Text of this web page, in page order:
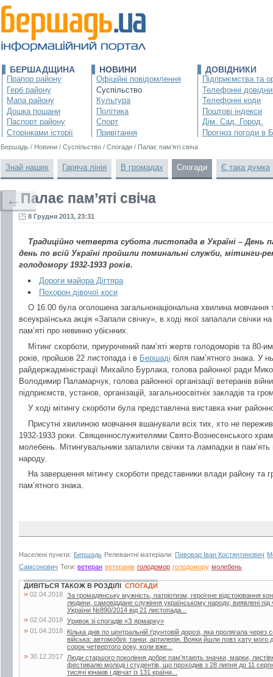
БЕРШАДЩИНА
Прапор району
Герб району
Мапа району
Дошка пошани
Паспорт району
Сторінками історії
НОВИНИ
Офіційні повідомлення
Суспільство
Культура
Політика
Спорт
Привітання
ДОВІДНИКИ
Підприємства та
Телефонні
Телефонні коди
Поштові індекси
Дім. Сад. Город.
Прогноз погоди в
Бершадь / Новини / Суспільство / Спогади / Палає пам’яті свіча
Знай наших Гаряча лінія В громадах Спогади Є така думка
Палає пам’яті свіча
8 Грудня 2013, 23:31
Традиційно четверта субота листопада в Україні – День
день по всій Україні пройшли поминальні служби, мітинги-
голодомору 1932-1933 років.
Дороги майора Дігтяра
Похорон дівочої коси
О 16.00 була оголошена загальнонаціональна хвилина мовчання
всеукраїнська акція «Запали свічку», в ході якої запалали свічки
пам’яті про невинно убієнних.
Мітинг скорботи, приурочений пам’яті жертв голодоморів та
років, пройшов 22 листопада і в Бершаді біля пам’ятного знака. У
райдержадміністрації Михайло Бурлака, голова районної ради
Володимир Паламарчук, голова районної організації ветеранів
підприємств, установ, організацій, загальноосвітніх закладів та
У ході мітингу скорботи була представлена виставка книг
Присутні хвилиною мовчання вшанували всіх тих, хто не
1932-1933 роки. Священнослужителями Свято-Вознесенського
молебень. Мітингувальники запалили свічки та лампадки в
народу.
На завершення мітингу скорботи представники влади району та
пам’ятного знака.
Населені пункти: Бершадь Релевантні матеріали: Пивовар Іван Костянтинович
Самсонович Теги: ветеран ветеранів голодомор голодомору молебень
←
ДИВІТЬСЯ ТАКОЖ В РОЗДІЛІ СПОГАДИ
» 02.04.2018 За громадянську мужність, патріотизм, героїчне відстоювання
людини, самовіддане служіння українському народу, виявлені
України №890/2014 від 21 листопада...
» 02.04.2018 Уривок зі спогадів «З ярмарку»
» 01.04.2018
Кілька днів по центральній ґрунтовій дорозі, яка пролягала
війська: автомобілі, танки, артилерія. Вояки йшли повз хату мого
сорок четвертого року, коли вже...
» 30.12.2017
Люди старшого покоління добре пам’ятають значки, марки,
фестивалю молоді і студентів, що проходив з 28 липня до 11
тисячі юнаків і дівчат із 131 країни...